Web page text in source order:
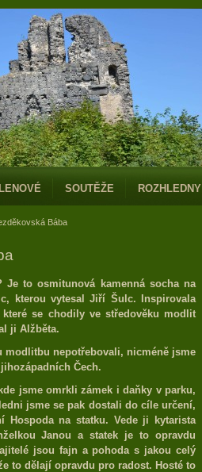
SOUTĚŽE ROZHLEDNY
Bába
Je to osmitunová kamenná socha na
kterou vytesal Jiří Šulc. Inspirovala
se chodily ve středověku modlit
ji Alžběta.
modlitbu nepotřebovali, nicméně jsme
Čech.
jsme omrkli zámek i daňky v parku,
jsme se pak dostali do cíle určení,
na statku. Vede ji kytarista
Janou a statek je to opravdu
jsou fajn a pohoda s jakou celý
to dělají opravdu pro radost. Hosté to